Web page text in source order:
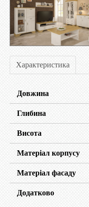
Характеристика
Довжина
Глибина
Висота
Матеріал корпусу
Матеріал фасаду
Додатково